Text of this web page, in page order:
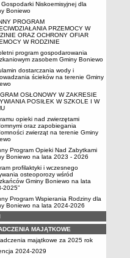
Niskoemisyjnej dla
Boniewo
PROGRAM
PRZEMOCY W
ORAZ OCHRONY OFIAR
W RODZINIE
program gospodarowania
zasobem Gminy Boniewo
dostarczania wody i
ścieków na terenie Gminy
OSŁONOWY W ZAKRESIE
POSIŁEK W SZKOLE I W
opieki nad zwierzętami
oraz zapobiegania
zwierząt na terenie Gminy
Program Opieki Nad Zabytkami
Boniewo na lata 2023 - 2026
profilaktyki i wczesnego
osteoporozy wśród
Gminy Boniewo na lata
2025”
Program Wspierania Rodziny dla
Boniewo na lata 2024-2026
MAJĄTKOWE
majątkowe za 2025 rok
2024-2029